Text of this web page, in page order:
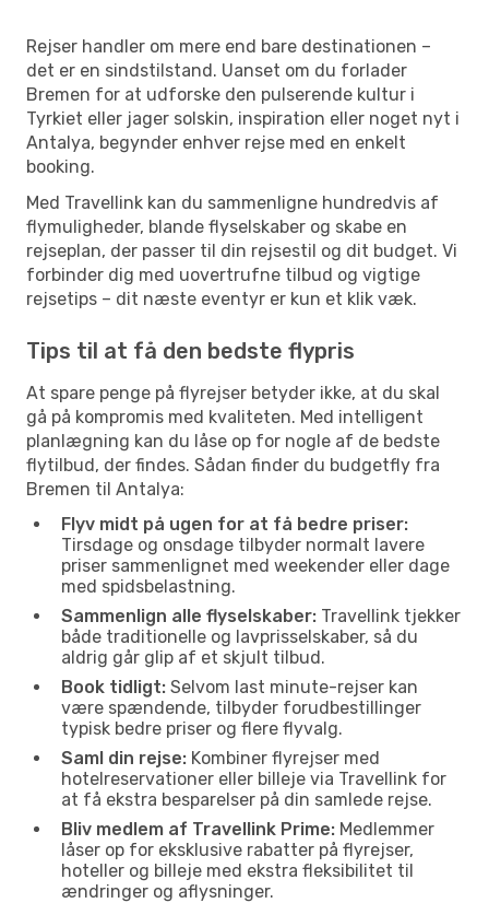
Rejser handler om mere end bare destinationen –
det er en sindstilstand. Uanset om du forlader
Bremen for at udforske den pulserende kultur i
Tyrkiet eller jager solskin, inspiration eller noget nyt i
Antalya, begynder enhver rejse med en enkelt
booking.
Med Travellink kan du sammenligne hundredvis af
flymuligheder, blande flyselskaber og skabe en
rejseplan, der passer til din rejsestil og dit budget. Vi
forbinder dig med uovertrufne tilbud og vigtige
rejsetips – dit næste eventyr er kun et klik væk.
Tips til at få den bedste flypris
At spare penge på flyrejser betyder ikke, at du skal
gå på kompromis med kvaliteten. Med intelligent
planlægning kan du låse op for nogle af de bedste
flytilbud, der findes. Sådan finder du budgetfly fra
Bremen til Antalya:
Flyv midt på ugen for at få bedre priser:
Tirsdage og onsdage tilbyder normalt lavere
priser sammenlignet med weekender eller dage
med spidsbelastning.
Sammenlign alle flyselskaber: Travellink tjekker
både traditionelle og lavprisselskaber, så du
aldrig går glip af et skjult tilbud.
Book tidligt: Selvom last minute-rejser kan
være spændende, tilbyder forudbestillinger
typisk bedre priser og flere flyvalg.
Saml din rejse: Kombiner flyrejser med
hotelreservationer eller billeje via Travellink for
at få ekstra besparelser på din samlede rejse.
Bliv medlem af Travellink Prime: Medlemmer
låser op for eksklusive rabatter på flyrejser,
hoteller og billeje med ekstra fleksibilitet til
ændringer og aflysninger.